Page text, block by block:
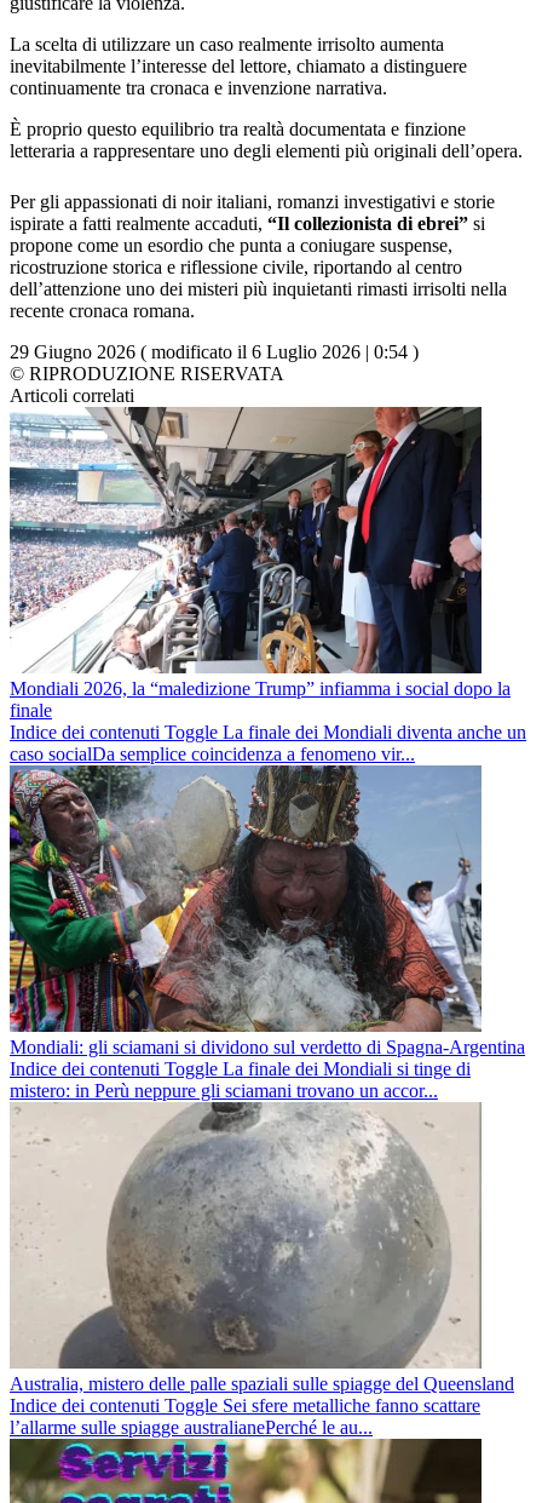
La scelta di utilizzare un caso realmente irrisolto aumenta
inevitabilmente l’interesse del lettore, chiamato a distinguere
continuamente tra cronaca e invenzione narrativa.
È proprio questo equilibrio tra realtà documentata e finzione
letteraria a rappresentare uno degli elementi più originali dell’opera.
Per gli appassionati di noir italiani, romanzi investigativi e storie
ispirate a fatti realmente accaduti, “Il collezionista di ebrei” si
propone come un esordio che punta a coniugare suspense,
ricostruzione storica e riflessione civile, riportando al centro
dell’attenzione uno dei misteri più inquietanti rimasti irrisolti nella
recente cronaca romana.
29 Giugno 2026 ( modificato il 6 Luglio 2026 | 0:54 )
© RIPRODUZIONE RISERVATA
Articoli correlati
Mondiali 2026, la “maledizione Trump” infiamma i social dopo la
finale
Indice dei contenuti Toggle La finale dei Mondiali diventa anche un
caso socialDa semplice coincidenza a fenomeno vir...
Mondiali: gli sciamani si dividono sul verdetto di Spagna-Argentina
Indice dei contenuti Toggle La finale dei Mondiali si tinge di
mistero: in Perù neppure gli sciamani trovano un accor...
Australia, mistero delle palle spaziali sulle spiagge del Queensland
Indice dei contenuti Toggle Sei sfere metalliche fanno scattare
l’allarme sulle spiagge australianePerché le au...